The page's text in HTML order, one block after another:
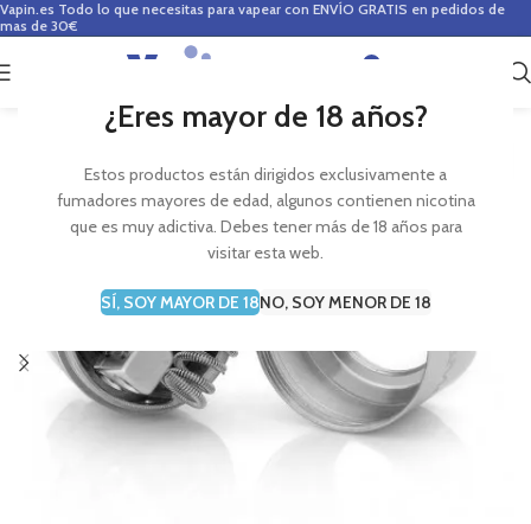
¿Eres mayor de 18 años?
Estos productos están dirigidos exclusivamente a
fumadores mayores de edad, algunos contienen nicotina
que es muy adictiva. Debes tener más de 18 años para
visitar esta web.
SÍ, SOY MAYOR DE 18NO, SOY MENOR DE 18
Vapin.es Todo lo que necesitas para vapear con ENVÍO GRATIS en pedidos de
mas de 30€
0